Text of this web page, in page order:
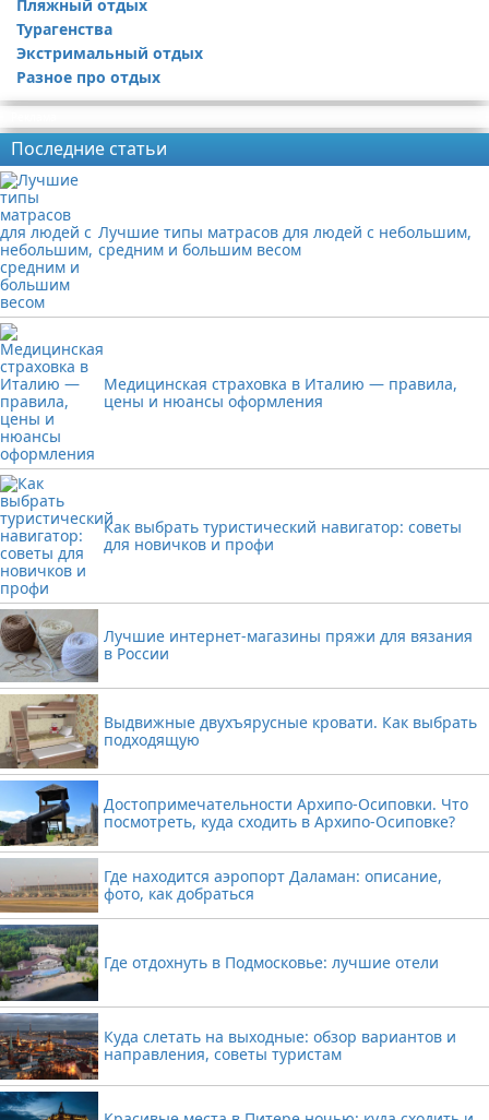
Пляжный отдых
Турагенства
Экстримальный отдых
Разное про отдых
Последние статьи
Лучшие типы матрасов для людей с небольшим,
средним и большим весом
Медицинская страховка в Италию — правила,
цены и нюансы оформления
Как выбрать туристический навигатор: советы
для новичков и профи
Лучшие интернет-магазины пряжи для вязания
в России
Выдвижные двухъярусные кровати. Как выбрать
подходящую
Достопримечательности Архипо-Осиповки. Что
посмотреть, куда сходить в Архипо-Осиповке?
Где находится аэропорт Даламан: описание,
фото, как добраться
Где отдохнуть в Подмосковье: лучшие отели
Куда слетать на выходные: обзор вариантов и
направления, советы туристам